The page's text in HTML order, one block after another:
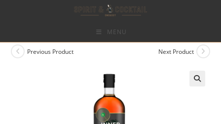
MENU
Previous Product Next Product